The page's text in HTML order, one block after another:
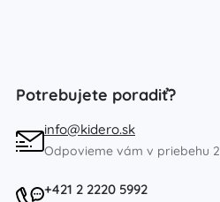
Potrebujete poradiť?
info@kidero.sk
Odpovieme vám v priebehu
+421 2 2220 5992